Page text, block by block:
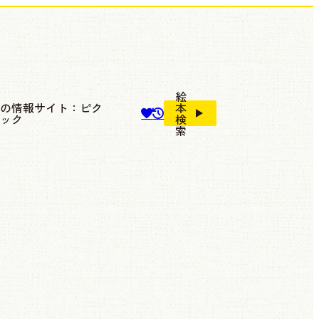
情報サイト：ピク
ク
絵
本
検
索